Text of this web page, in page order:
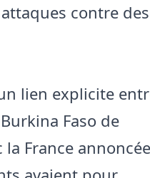
contre des
lien explicite
Faso de
France annoncée